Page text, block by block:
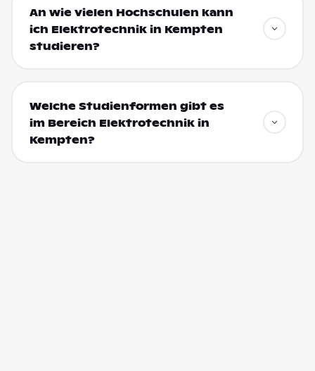
An wie vielen Hochschulen kann
ich Elektrotechnik in Kempten
studieren?
Welche Studienformen gibt es
im Bereich Elektrotechnik in
Kempten?